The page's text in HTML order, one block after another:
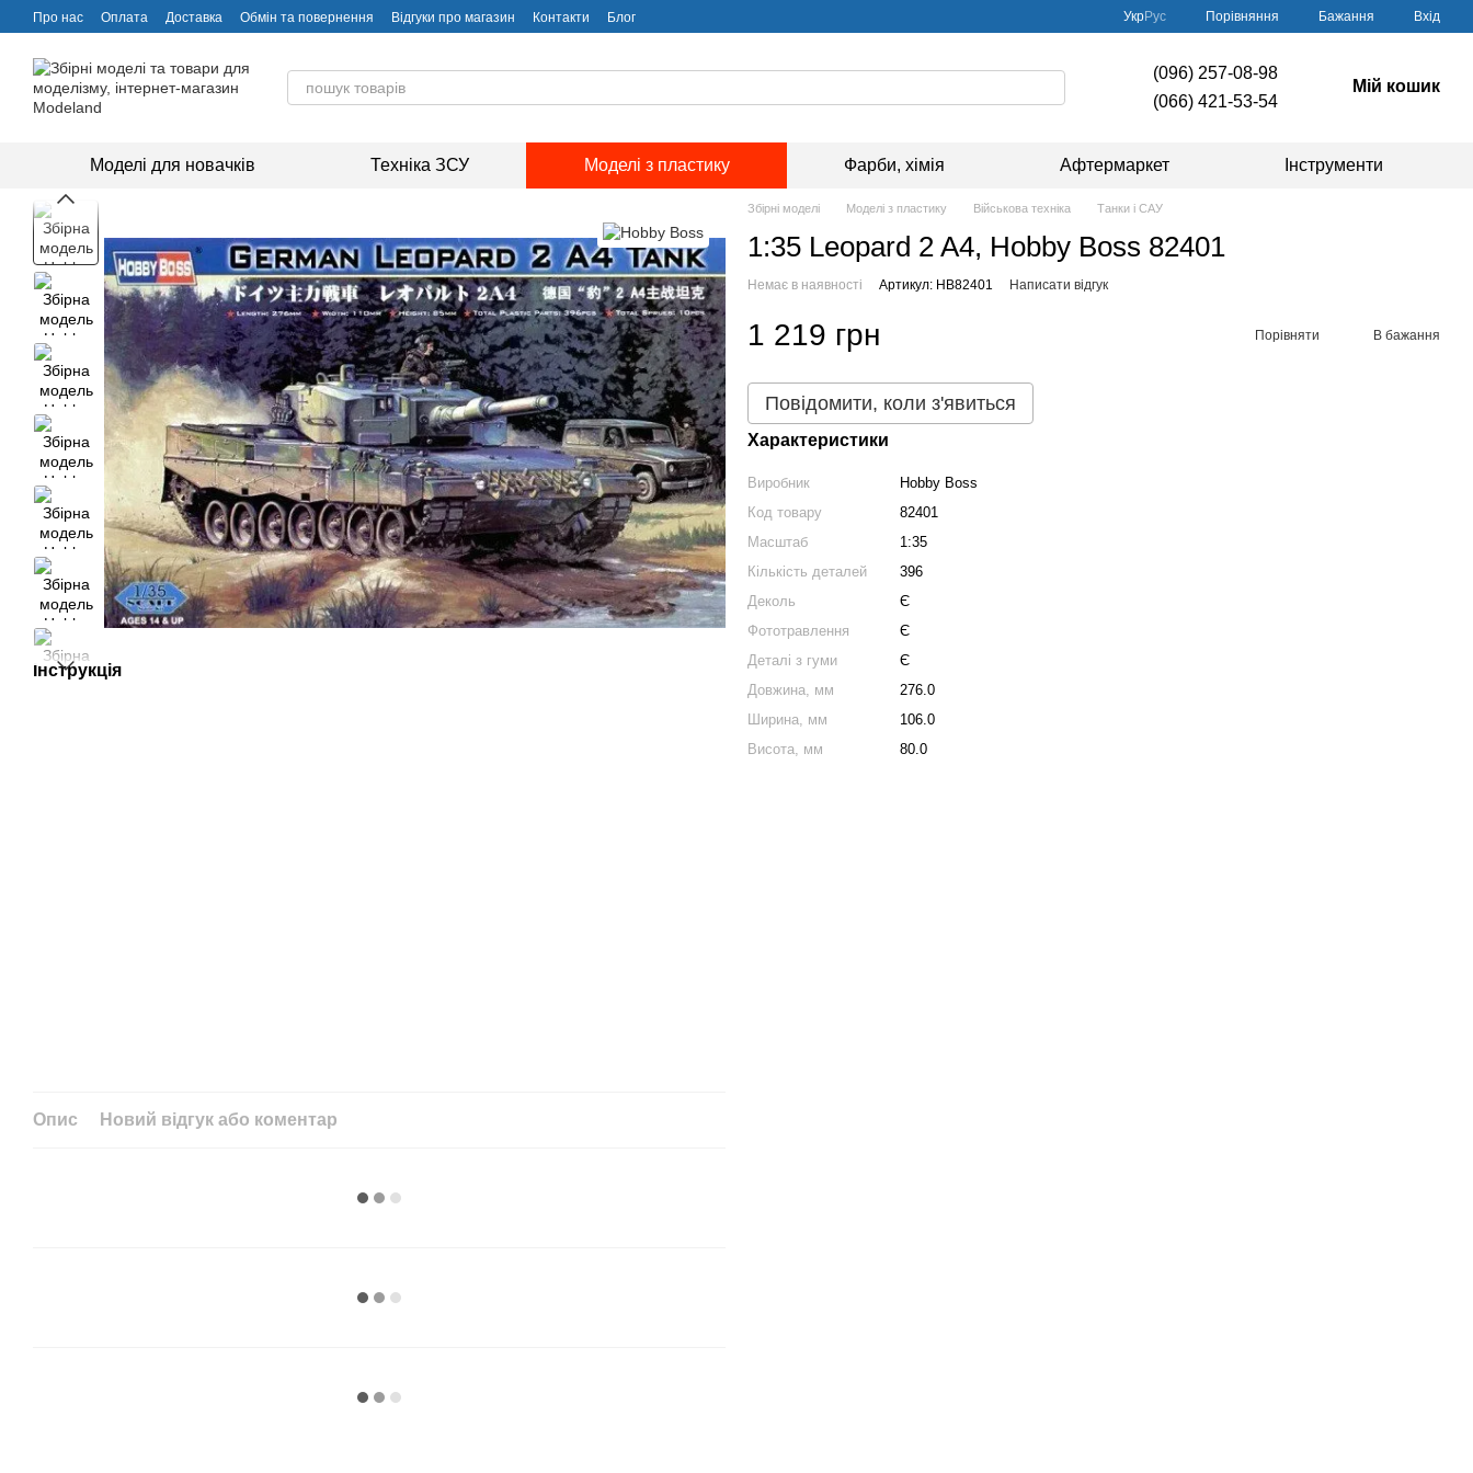
Перейти до основного контенту
Про нас Оплата Доставка Обмін та повернення Відгуки про магазин Контакти Блог УкрРус Порівняння Бажання Вхід
(096) 257-08-98
(066) 421-53-54
Мій кошик
Моделі для новачків Техніка ЗСУ Моделі з пластику Фарби, хімія Афтермаркет Інструменти
Інструкція
Опис Новий відгук або коментар
Збірні моделі Моделі з пластику Військова техніка Танки і САУ
1:35 Leopard 2 A4, Hobby Boss 82401
Немає в наявності Артикул: HB82401 Написати відгук
1 219 грн Порівняти В бажання
Повідомити, коли з'явиться
Характеристики
Виробник
Hobby Boss
Код товару
82401
Масштаб
1:35
Кількість деталей
396
Деколь
Є
Фототравлення
Є
Деталі з гуми
Є
Довжина, мм
276.0
Ширина, мм
106.0
Висота, мм
80.0